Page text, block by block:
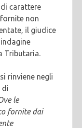
carattere
non
il giudice
Tributaria.
rinviene negli
di
le
fornite dai